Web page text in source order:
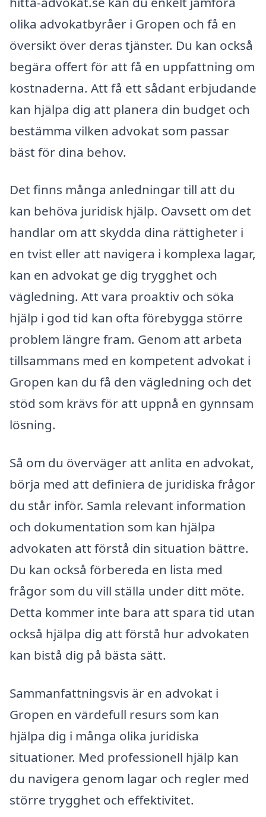
olika advokatbyråer i Gropen och få en
översikt över deras tjänster. Du kan också
begära offert för att få en uppfattning om
kostnaderna. Att få ett sådant erbjudande
kan hjälpa dig att planera din budget och
bestämma vilken advokat som passar
bäst för dina behov.
Det finns många anledningar till att du
kan behöva juridisk hjälp. Oavsett om det
handlar om att skydda dina rättigheter i
en tvist eller att navigera i komplexa lagar,
kan en advokat ge dig trygghet och
vägledning. Att vara proaktiv och söka
hjälp i god tid kan ofta förebygga större
problem längre fram. Genom att arbeta
tillsammans med en kompetent advokat i
Gropen kan du få den vägledning och det
stöd som krävs för att uppnå en gynnsam
lösning.
Så om du överväger att anlita en advokat,
börja med att definiera de juridiska frågor
du står inför. Samla relevant information
och dokumentation som kan hjälpa
advokaten att förstå din situation bättre.
Du kan också förbereda en lista med
frågor som du vill ställa under ditt möte.
Detta kommer inte bara att spara tid utan
också hjälpa dig att förstå hur advokaten
kan bistå dig på bästa sätt.
Sammanfattningsvis är en advokat i
Gropen en värdefull resurs som kan
hjälpa dig i många olika juridiska
situationer. Med professionell hjälp kan
du navigera genom lagar och regler med
större trygghet och effektivitet.